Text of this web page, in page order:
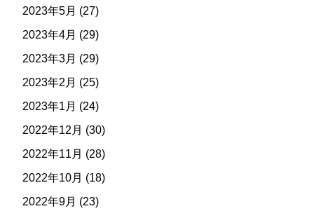
2023年5月 (27)
2023年4月 (29)
2023年3月 (29)
2023年2月 (25)
2023年1月 (24)
2022年12月 (30)
2022年11月 (28)
2022年10月 (18)
2022年9月 (23)